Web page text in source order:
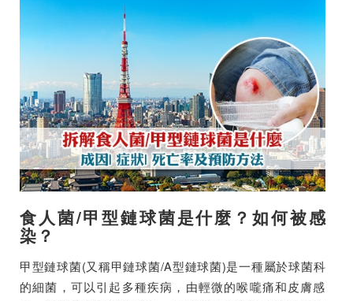
食人菌/甲型鏈球菌是什麼？如何被感
染？
甲型鏈球菌(又稱甲鏈球菌/A型鏈球菌)是一種屬於球菌科
的細菌，可以引起多種疾病，由輕微的喉嚨痛和皮膚感